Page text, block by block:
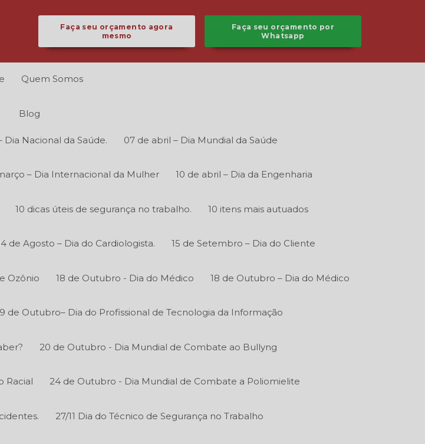
Faça seu orçamento agora
mesmo
Faça seu orçamento por
Whatsapp
Quem Somos
Blog
Dia Nacional da Saúde. 07 de abril – Dia Mundial da Saúde
– Dia Internacional da Mulher 10 de abril – Dia da Engenharia
10 dicas úteis de segurança no trabalho. 10 itens mais autuados
de Agosto – Dia do Cardiologista. 15 de Setembro – Dia do Cliente
Ozônio 18 de Outubro - Dia do Médico 18 de Outubro – Dia do Médico
de Outubro– Dia do Profissional de Tecnologia da Informação
20 de Outubro - Dia Mundial de Combate ao Bullyng
Racial 24 de Outubro - Dia Mundial de Combate a Poliomielite
27/11 Dia do Técnico de Segurança no Trabalho